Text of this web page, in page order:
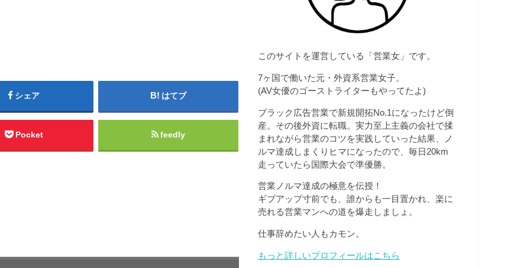
シェア はてブ
Pocket feedly
このサイトを運営している「営業女」です。
7ヶ国で働いた元・外資系営業女子。
(AV女優のゴーストライターもやってたよ)
ブラック広告営業で新規開拓No.1になったけど倒
産。その後外資に転職。実力至上主義の会社で揉
まれながら営業のコツを実践していった結果、ノ
ルマ達成しまくりヒマになったので、毎日20km
走っていたら国際大会で準優勝。
営業ノルマ達成の極意を伝授！
ギブアップ寸前でも、誰からも一目置かれ、楽に
売れる営業マンへの道を爆走しましょ。
仕事辞めたい人もカモン。
もっと詳しいプロフィールはこちら